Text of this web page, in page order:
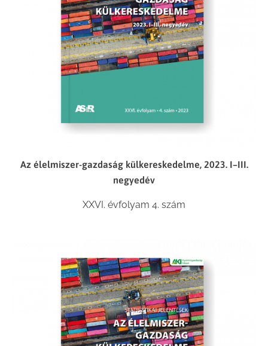
Az élelmiszer-gazdaság külkereskedelme, 2023. I–III.
negyedév
XXVI. évfolyam 4. szám